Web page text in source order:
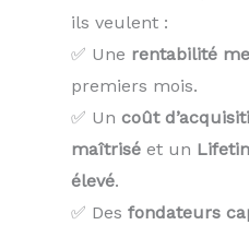
ils veulent :
✅ Une rentabilité
premiers mois.
✅ Un coût
maîtrisé et un
élevé.
✅ Des fondateurs